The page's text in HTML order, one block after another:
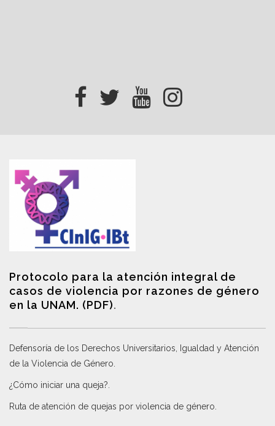
Protocolo para la atención integral de
casos de violencia por razones de género
en la UNAM. (PDF).
Defensoría de los Derechos Universitarios, Igualdad y Atención
de la Violencia de Género
¿Cómo iniciar una queja?
Ruta de atención de quejas por violencia de género